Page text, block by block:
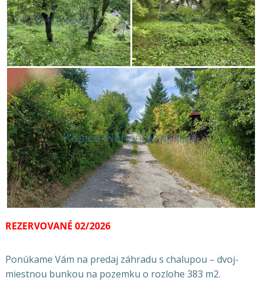
REZERVOVANÉ 02/2026
Ponúkame Vám na predaj záhradu s chalupou – dvoj-
miestnou bunkou na pozemku o rozlohe 383 m2.